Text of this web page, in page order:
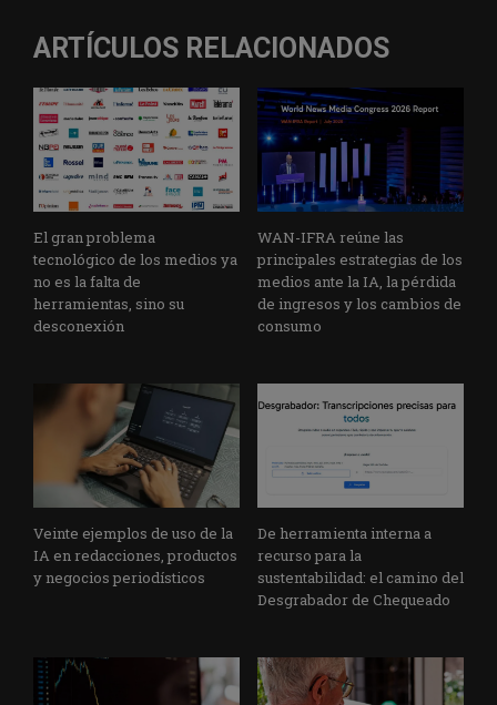
ARTÍCULOS RELACIONADOS
El gran problema
tecnológico de los medios ya
no es la falta de
herramientas, sino su
desconexión
WAN-IFRA reúne las
principales estrategias de los
medios ante la IA, la pérdida
de ingresos y los cambios de
consumo
Veinte ejemplos de uso de la
IA en redacciones, productos
y negocios periodísticos
De herramienta interna a
recurso para la
sustentabilidad: el camino del
Desgrabador de Chequeado